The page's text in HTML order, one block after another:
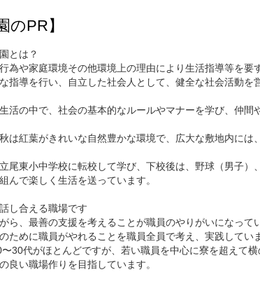
のPR】
とは？
為や家庭環境その他環境上の理由により生活指導等を要
指導を行い、自立した社会人として、健全な社会活動を
活の中で、社会の基本的なルールやマナーを学び、仲間
は紅葉がきれいな自然豊かな環境で、広大な敷地内には
尾東小中学校に転校して学び、下校後は、野球（男子）
んで楽しく生活を送っています。
し合える職場です
ら、最善の支援を考えることが職員のやりがいになって
ために職員がやれることを職員全員で考え、実践してい
30代がほとんどですが、若い職員を中心に寮を超えて
良い職場作りを目指しています。